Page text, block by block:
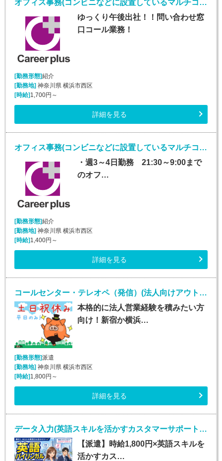
オフィス事務(コンビニなどに設置しているマルチコピー機に関するバック事務)
ゆっくり午後出社！！問い合わせ窓
口コール業務！
[勤務形態]紹介
[勤務地] 神奈川県 横浜市西区
[時給] 1,700円～
詳細を見る
オフィス事務(コンビニなどに設置しているマルチコピー機に関するバック事務)
・週3～4日勤務 21:30～9:00まで
のオフ…
[勤務形態]紹介
[勤務地] 神奈川県 横浜市西区
[時給] 1,400円～
詳細を見る
コールセンター・テレオペ（発信）(法人向けアウトバウンド業務/週5/9~18時)
本格的に法人営業経験を積みたい方
向け！新宿か横浜…
[勤務形態]派遣
[勤務地]神奈川県 横浜市西区
[時給]1,800円～
詳細を見る
データ入力(英語スキルを活かすカスタマーサポート／英語バイリンガル)
【派遣】時給1,800円×英語スキルを
活かすカス…